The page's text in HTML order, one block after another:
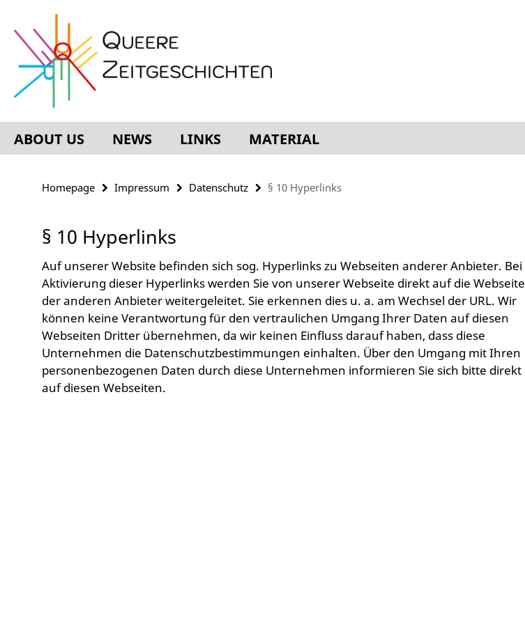
direkt
Service
Navigation
ABOUT US NEWS LINKS MATERIAL
Homepage Impressum Datenschutz § 10 Hyperlinks
§ 10 Hyperlinks
Auf unserer Website befinden sich sog. Hyperlinks zu Webseiten anderer Anbieter. Bei
Aktivierung dieser Hyperlinks werden Sie von unserer Webseite direkt auf die Webseite
der anderen Anbieter weitergeleitet. Sie erkennen dies u. a. am Wechsel der URL. Wir
können keine Verantwortung für den vertraulichen Umgang Ihrer Daten auf diesen
Webseiten Dritter übernehmen, da wir keinen Einfluss darauf haben, dass diese
Unternehmen die Datenschutzbestimmungen einhalten. Über den Umgang mit Ihren
personenbezogenen Daten durch diese Unternehmen informieren Sie sich bitte direkt
auf diesen Webseiten.